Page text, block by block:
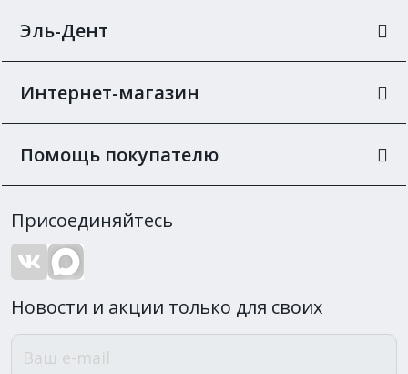
Эль-Дент
Интернет-магазин
Помощь покупателю
Присоединяйтесь
Новости и акции только для своих